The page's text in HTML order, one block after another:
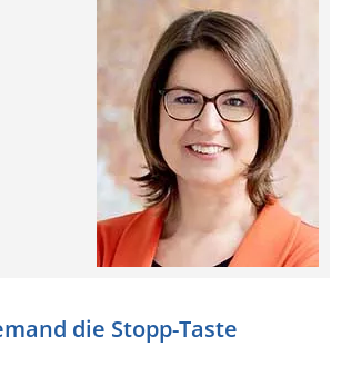
die Stopp-Taste